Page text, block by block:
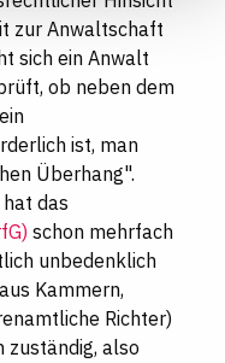
zur Anwaltschaft
sich ein Anwalt
ob neben dem
ist, man
Überhang".
das
schon mehrfach
unbedenklich
Kammern,
Richter)
zuständig, also